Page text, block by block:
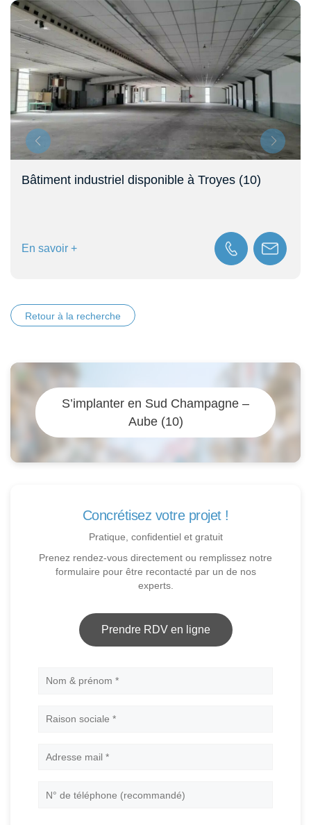
Bâtiment industriel disponible à Troyes (10)
En savoir +
Retour à la recherche
S’implanter en Sud Champagne –
Aube (10)
Concrétisez votre projet !
Pratique, confidentiel et gratuit
Prenez rendez-vous directement ou remplissez notre
formulaire pour être recontacté par un de nos
experts.
Prendre RDV en ligne
Nom